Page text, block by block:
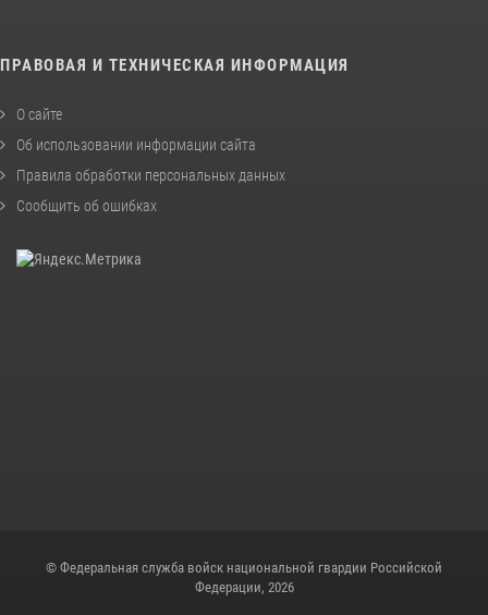
ПРАВОВАЯ И ТЕХНИЧЕСКАЯ ИНФОРМАЦИЯ
О сайте
Об использовании информации сайта
Правила обработки персональных данных
Сообщить об ошибках
© Федеральная служба войск национальной гвардии Российской
Федерации, 2026